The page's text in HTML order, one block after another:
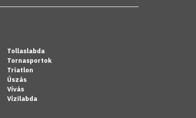
Tollaslabda
Tornasportok
Triatlon
Úszás
Vívás
Vízilabda